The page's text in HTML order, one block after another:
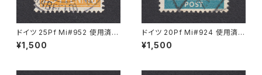
ドイツ 25Pf Mi#952 使用済み
切手｜MERKERSHAUSEN 14.
2.1948
¥1,500
ドイツ 20Pf Mi#924 使用済み
切手｜SIGLINGEN 7.11.1947
¥1,500